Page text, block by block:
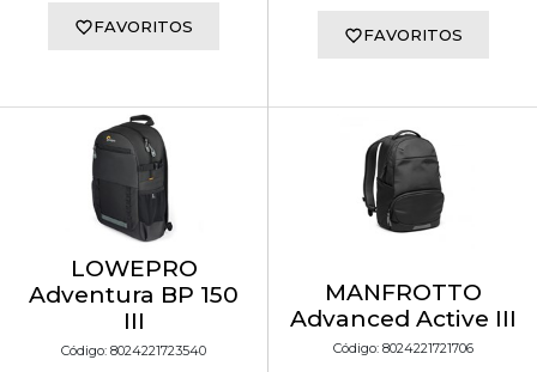
FAVORITOS FAVORITOS
LOWEPRO
Adventura BP 150
III
Código: 8024221723540
MANFROTTO
Advanced Active III
Código: 8024221721706